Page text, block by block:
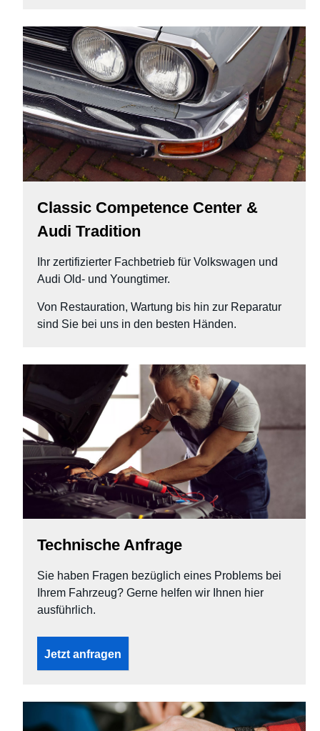
Classic Competence Center &
Audi Tradition
Ihr zertifizierter Fachbetrieb für Volkswagen und
Audi Old- und Youngtimer.
Von Restauration, Wartung bis hin zur Reparatur
sind Sie bei uns in den besten Händen.
Technische Anfrage
Sie haben Fragen bezüglich eines Problems bei
Ihrem Fahrzeug? Gerne helfen wir Ihnen hier
ausführlich.
Jetzt anfragen